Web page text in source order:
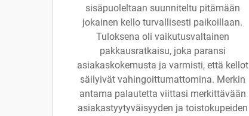
sisäpuoleltaan suunniteltu pitämään
jokainen kello turvallisesti paikoillaan.
Tuloksena oli vaikutusvaltainen
pakkausratkaisu, joka paransi
asiakaskokemusta ja varmisti, että kellot
säilyivät vahingoittumattomina. Merkin
antama palautetta viittasi merkittävään
asiakastyytyväisyyden ja toistokupeiden